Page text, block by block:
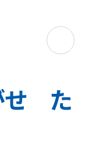
せ た